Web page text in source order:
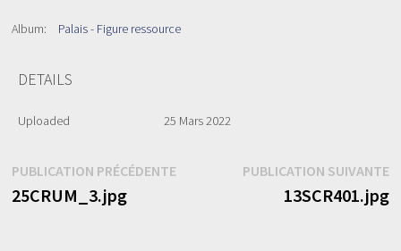
Album: Palais - Figure ressource
DETAILS
Uploaded 25 Mars 2022
Navigation
de
PUBLICATION PRÉCÉDENTEPublication
25CRUM_3.jpg
PUBLICATION SUIVANTE
13SCR401.jpg